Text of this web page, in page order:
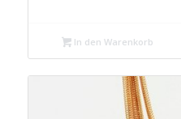
€ 69,99
€ 44,99.
In den Warenkorb